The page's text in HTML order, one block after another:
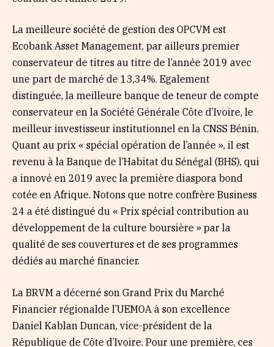
La meilleure société de gestion des OPCVM est
Ecobank Asset Management, par ailleurs premier
conservateur de titres au titre de l’année 2019 avec
une part de marché de 13,34%. Egalement
distinguée, la meilleure banque de teneur de compte
conservateur en la Société Générale Côte d’Ivoire, le
meilleur investisseur institutionnel en la CNSS Bénin.
Quant au prix « spécial opération de l’année », il est
revenu à la Banque de l’Habitat du Sénégal (BHS), qui
a innové en 2019 avec la première diaspora bond
cotée en Afrique. Notons que notre confrère Business
24 a été distingué du « Prix spécial contribution au
développement de la culture boursière » par la
qualité de ses couvertures et de ses programmes
dédiés au marché financier.
La BRVM a décerné son Grand Prix du Marché
Financier régionalde l’UEMOA à son excellence
Daniel Kablan Duncan, vice-président de la
République de Côte d’Ivoire. Pour une première, ces